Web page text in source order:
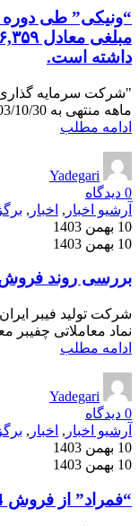
داشته است.
"شرکت سرمایه
ماهه منتهی به 1403/10/30 مبـلغی معادل ۵,۶۴۶,۳۵۹ میلیون ر...
ادامه مطلب
Yadegari
0 دیدگاه
آرشیو اخبار , اخبار ,
10 بهمن 1403
10 بهمن 1403
بررسی روند
شرکت تولید فیبر
نماد معاملاتی
ادامه مطلب
Yadegari
0 دیدگاه
آرشیو اخبار , اخبار ,
10 بهمن 1403
10 بهمن 1403
“فمراد” از فروش 4 ماهه خود رو نمایی کرد